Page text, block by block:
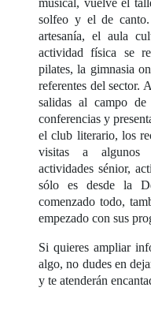
solfeo y el de canto.
artesanía, el aula
actividad física se
pilates, la gimnasia
referentes del sector.
salidas al campo de
conferencias y
el club literario, los
visitas a algunos
actividades sénior,
sólo es desde la
comenzado todo,
empezado con sus
Si quieres ampliar
algo, no dudes en
y te atenderán